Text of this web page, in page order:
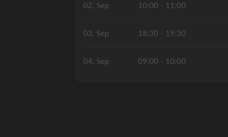
02. Sep 10:00 - 11:00
03. Sep 18:30 - 19:30
04. Sep 09:00 - 10:00